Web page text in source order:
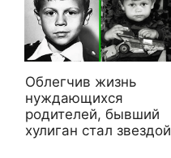
Облегчив жизнь
нуждающихся
родителей, бывший
хулиган стал звездой